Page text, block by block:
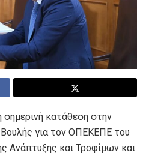
σημερινή κατάθεση στην
για τον ΟΠΕΚΕΠΕ του
Ανάπτυξης και Τροφίμων και